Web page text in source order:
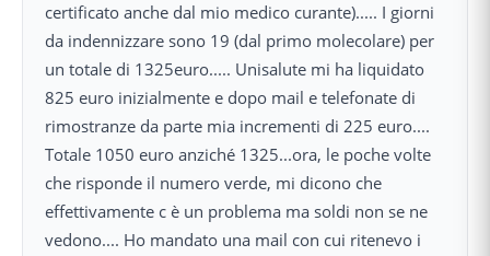
certificato anche dal mio medico curante)..... I giorni
da indennizzare sono 19 (dal primo molecolare) per
un totale di 1325euro..... Unisalute mi ha liquidato
825 euro inizialmente e dopo mail e telefonate di
rimostranze da parte mia incrementi di 225 euro....
Totale 1050 euro anziché 1325...ora, le poche volte
che risponde il numero verde, mi dicono che
effettivamente c è un problema ma soldi non se ne
vedono.... Ho mandato una mail con cui ritenevo i